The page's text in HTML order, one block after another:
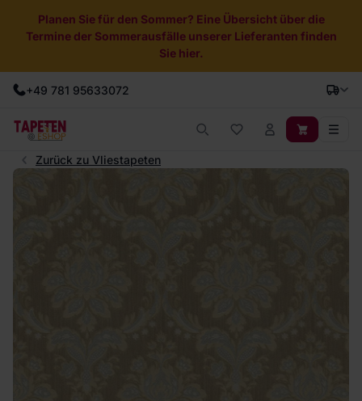
Planen Sie für den Sommer? Eine Übersicht über die
Termine der Sommerausfälle unserer Lieferanten finden
Sie hier.
+49 781 95633072
Zurück zu Vliestapeten